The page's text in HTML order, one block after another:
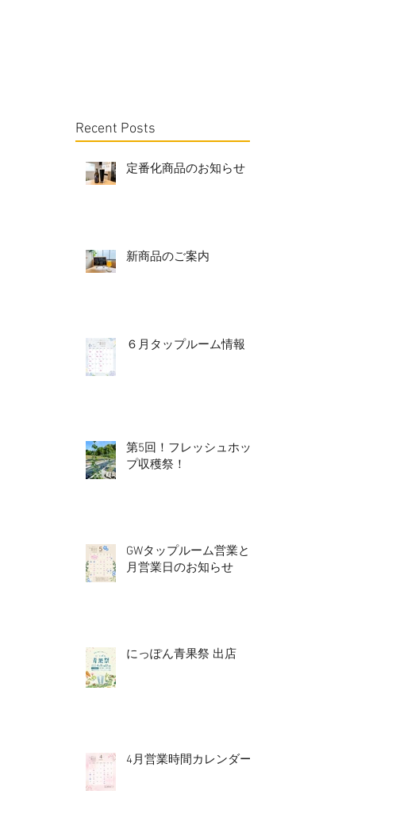
Recent Posts
定番化商品のお知らせ
新商品のご案内
６月タップルーム情報
第5回！フレッシュホッ
プ収穫祭！
GWタップルーム営業と5
月営業日のお知らせ
にっぽん青果祭 出店
4月営業時間カレンダー